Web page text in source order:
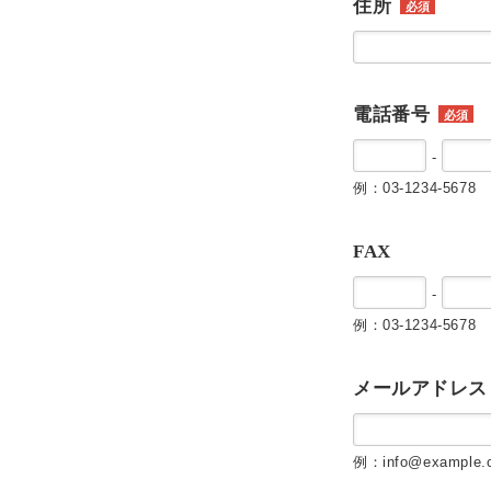
住所 必須
電話番号 必須
-
例：03-1234-5678
FAX
-
例：03-1234-5678
メールアドレス
例：